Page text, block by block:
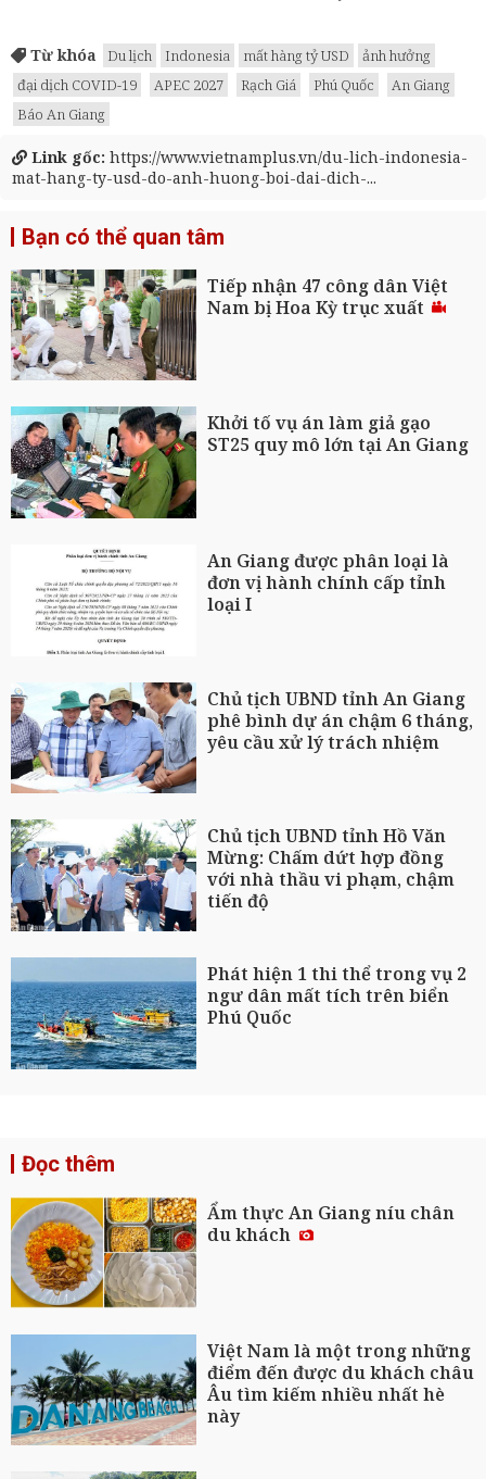
Từ khóa Du lịch Indonesia mất hàng tỷ USD
ảnh hưởng
đại dịch COVID-19
APEC 2027 Rạch Giá Phú Quốc
An Giang
Báo An Giang
Link gốc: https://www.vietnamplus.vn/du-lich-indonesia-
mat-hang-ty-usd-do-anh-huong-boi-dai-dich-...
Bạn có thể quan tâm
Tiếp nhận 47 công dân Việt
Nam bị Hoa Kỳ trục xuất
Khởi tố vụ án làm giả gạo
ST25 quy mô lớn tại An Giang
An Giang được phân loại là
đơn vị hành chính cấp tỉnh
loại I
Chủ tịch UBND tỉnh An Giang
phê bình dự án chậm 6 tháng,
yêu cầu xử lý trách nhiệm
Chủ tịch UBND tỉnh Hồ Văn
Mừng: Chấm dứt hợp đồng
với nhà thầu vi phạm, chậm
tiến độ
Phát hiện 1 thi thể trong vụ 2
ngư dân mất tích trên biển
Phú Quốc
Đọc thêm
Ẩm thực An Giang níu chân
du khách
Việt Nam là một trong những
điểm đến được du khách châu
Âu tìm kiếm nhiều nhất hè
này